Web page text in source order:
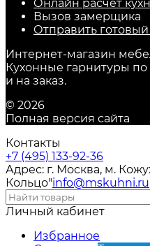
Онлайн расчет
Вызов замерщика
Отправить
Интернет-магазин
Кухонные гарнитуры
и на заказ.
© 2026
Полная версия сайта
Контакты
+7 (495) 133-92-36
Адрес: г. Москва, м.
Кольцо"info@mskuhni.ru
Личный кабинет
Избранное